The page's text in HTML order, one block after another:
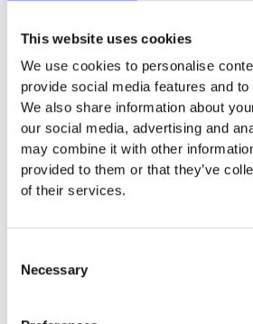
This website uses cookies
We use cookies to personalise
provide social media features and
We also share information about
our social media, advertising and
may combine it with other
provided to them or that they’ve
of their services.
Selection
Necessary
• beläggning runt bordtennis bord
1 575:-
Lägg till i offertförfrågan
Specifikationer
Längd